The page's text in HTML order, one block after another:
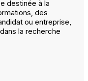
destinée à la
des
ou entreprise,
la recherche